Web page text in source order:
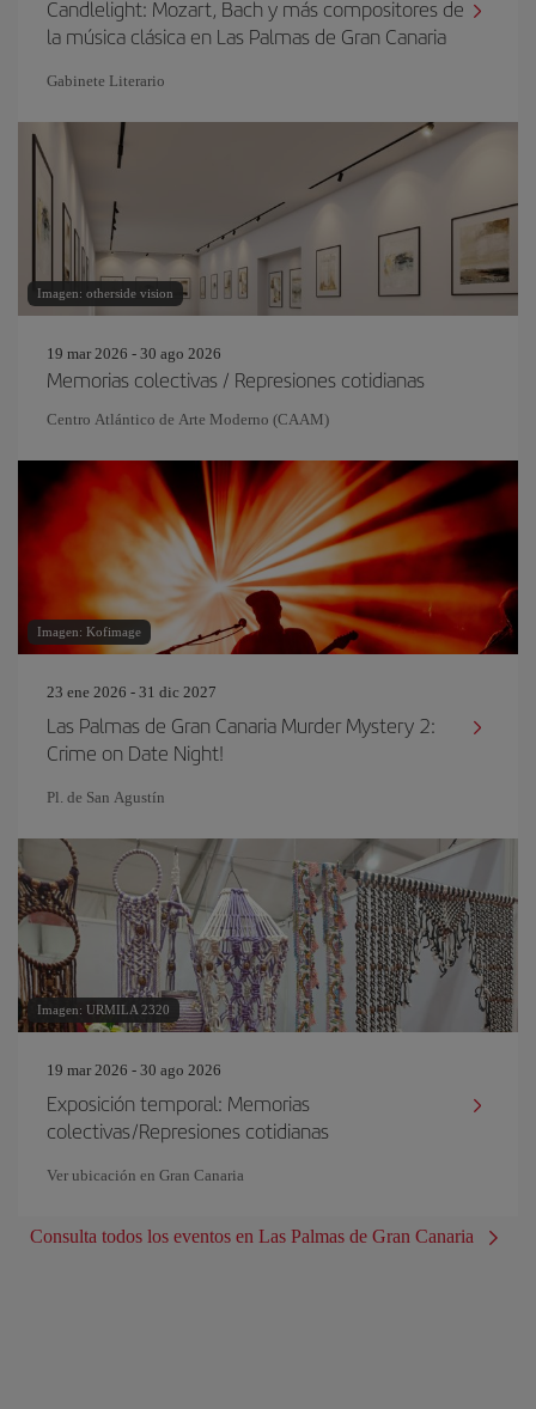
Candlelight: Mozart, Bach y más compositores de
la música clásica en Las Palmas de Gran Canaria
Gabinete Literario
Imagen: otherside vision
19 mar 2026 - 30 ago 2026
Memorias colectivas / Represiones cotidianas
Centro Atlántico de Arte Moderno (CAAM)
Imagen: Kofimage
23 ene 2026 - 31 dic 2027
Las Palmas de Gran Canaria Murder Mystery 2:
Crime on Date Night!
Pl. de San Agustín
Imagen: URMILA 2320
19 mar 2026 - 30 ago 2026
Exposición temporal: Memorias
colectivas/Represiones cotidianas
Ver ubicación en Gran Canaria
Consulta todos los eventos en Las Palmas de Gran Canaria